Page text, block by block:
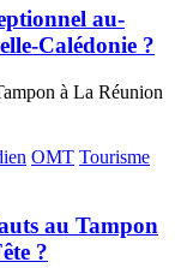
au-
Calédonie ?
OMT Tourisme
au Tampon
?